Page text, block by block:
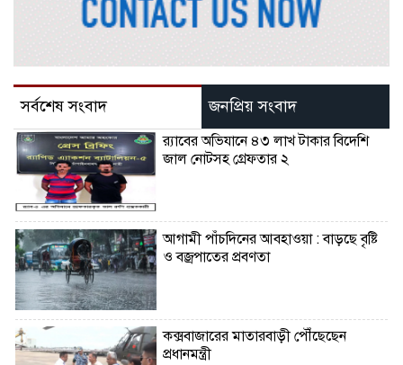
সর্বশেষ সংবাদ জনপ্রিয় সংবাদ
র‌্যাবের অভিযানে ৪৩ লাখ টাকার বিদেশি
জাল নোটসহ গ্রেফতার ২
আগামী পাঁচদিনের আবহাওয়া : বাড়ছে বৃষ্টি
ও বজ্রপাতের প্রবণতা
কক্সবাজারের মাতারবাড়ী পৌঁছেছেন
প্রধানমন্ত্রী